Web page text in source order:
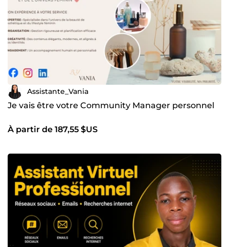
Assistante_Vania
Je vais être votre Community Manager personnel
À partir de 187,55 $US